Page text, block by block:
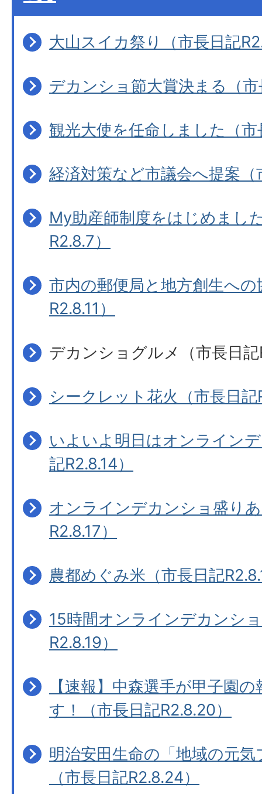
大山スイカ祭り（市長日記
デカンショ節大賞決まる（
観光大使を任命しました（
経済対策など市議会へ提案（
My助産師制度をはじめまし
R2.8.7）
市内の郵便局と地方創生への
R2.8.11）
デカンショグルメ（市長日記
シークレット花火（市長日記
いよいよ明日はオンライン
記R2.8.14）
オンラインデカンショ盛り
R2.8.17）
農都めぐみ米（市長日記
15時間オンラインデカンシ
R2.8.19）
【速報】中森選手が甲子園
す！（市長日記R2.8.20）
明治安田生命の「地域の元
（市長日記R2.8.24）